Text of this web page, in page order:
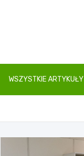
WSZYSTKIE ARTYKUŁY